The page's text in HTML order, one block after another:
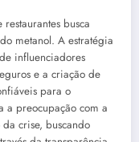
busca
metanol. A estratégia
influenciadores
e a criação de
para o
a preocupação com a
crise, buscando